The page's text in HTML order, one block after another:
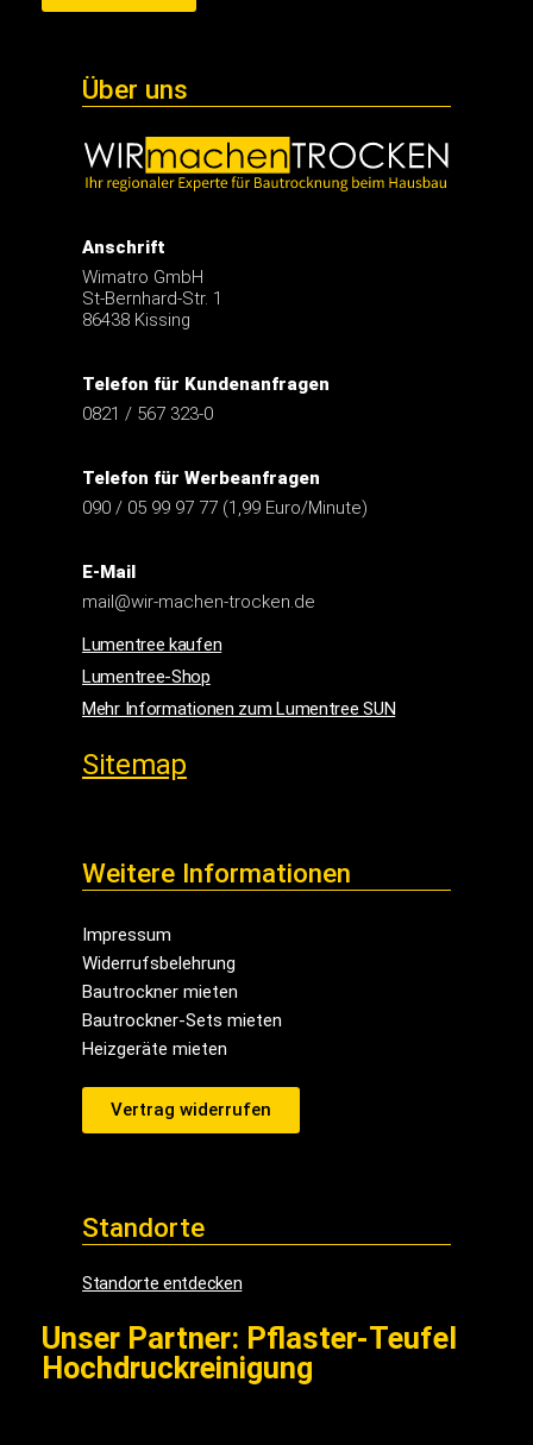
Über uns
Anschrift
Wimatro GmbH
St-Bernhard-Str. 1
86438 Kissing
Telefon für Kundenanfragen
0821 / 567 323-0
Telefon für Werbeanfragen
090 / 05 99 97 77 (1,99 Euro/Minute)
E-Mail
mail@wir-machen-trocken.de
Lumentree kaufen
Lumentree-Shop
Mehr Informationen zum Lumentree SUN
Sitemap
Weitere Informationen
Impressum
Widerrufsbelehrung
Bautrockner mieten
Bautrockner-Sets mieten
Heizgeräte mieten
Vertrag widerrufen
Standorte
Standorte entdecken
Unser Partner: Pflaster-Teufel
Hochdruckreinigung